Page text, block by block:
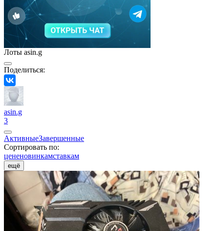
Лоты asin.g
Поделиться:
asin.g
3
АктивныеЗавершенные
Сортировать по:
цененовинкамставкам
ещё